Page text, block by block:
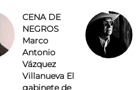
CENA DE
NEGROS
Marco
Antonio
Vázquez
Villanueva El
gabinete de